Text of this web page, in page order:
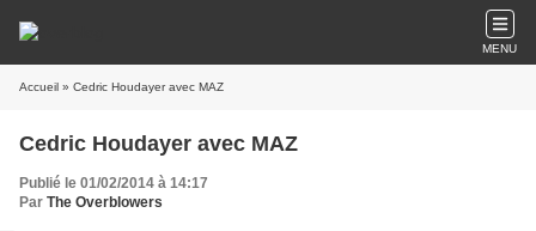
MENU
Accueil » Cedric Houdayer avec MAZ
Cedric Houdayer avec MAZ
Publié le 01/02/2014 à 14:17
Par The Overblowers